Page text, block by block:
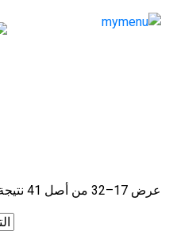
عرض 17–32 من أصل 41 نتيجة